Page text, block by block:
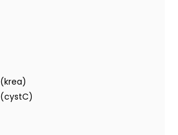
(cystC)